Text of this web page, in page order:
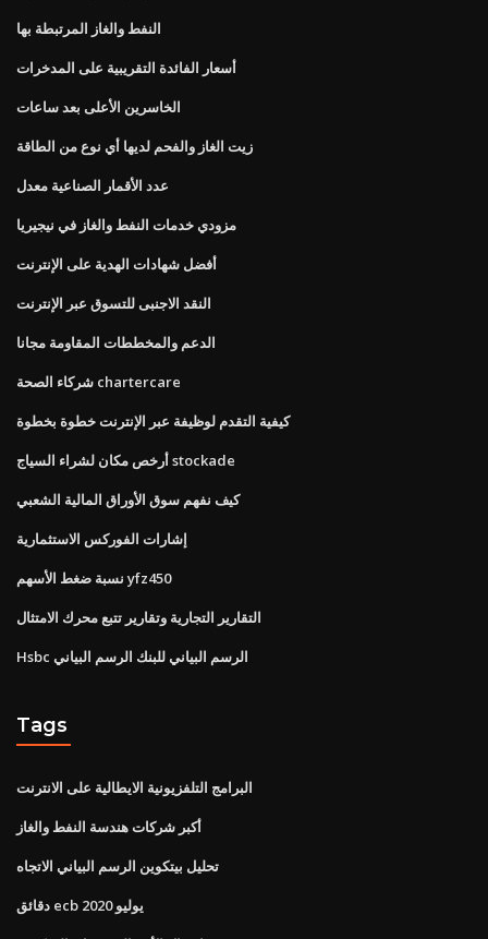
النفط والغاز المرتبطة بها
أسعار الفائدة التقريبية على المدخرات
الخاسرين الأعلى بعد ساعات
زيت الغاز والفحم لديها أي نوع من الطاقة
عدد الأقمار الصناعية معدل
مزودي خدمات النفط والغاز في نيجيريا
أفضل شهادات الهدية على الإنترنت
النقد الاجنبى للتسوق عبر الإنترنت
الدعم والمخططات المقاومة مجانا
شركاء الصحة chartercare
كيفية التقدم لوظيفة عبر الإنترنت خطوة بخطوة
أرخص مكان لشراء السياج stockade
كيف نفهم سوق الأوراق المالية الشعبي
إشارات الفوركس الاستثمارية
نسبة ضغط الأسهم yfz450
التقارير التجارية وتقارير تتبع محرك الامتثال
Hsbc الرسم البياني للبنك الرسم البياني
Tags
البرامج التلفزيونية الايطالية على الانترنت
أكبر شركات هندسة النفط والغاز
تحليل بيتكوين الرسم البياني الاتجاه
دقائق ecb يوليو 2020